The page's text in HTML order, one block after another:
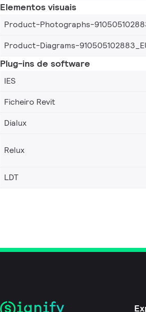
Elementos visuais
Product-Photographs-
Product-Diagrams-
Plug-ins de software
IES
Ficheiro Revit
Dialux
Relux
LDT